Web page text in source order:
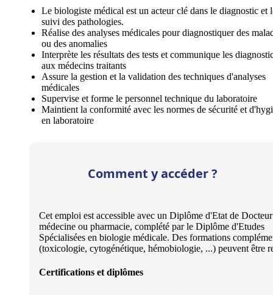
Le biologiste médical est un acteur clé dans le diagnostic et
suivi des pathologies.
Réalise des analyses médicales pour diagnostiquer des
ou des anomalies
Interprète les résultats des tests et communique les
aux médecins traitants
Assure la gestion et la validation des techniques d'analyses
médicales
Supervise et forme le personnel technique du laboratoire
Maintient la conformité avec les normes de sécurité et
en laboratoire
Comment y accéder ?
Cet emploi est accessible avec un Diplôme d'Etat de
médecine ou pharmacie, complété par le Diplôme d'Etudes
Spécialisées en biologie médicale. Des formations
(toxicologie, cytogénétique, hémobiologie, ...) peuvent être
Certifications et diplômes